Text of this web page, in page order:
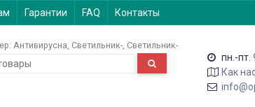
Гарантии FAQ Контакты
Антивирусна Светильник- Светильник-
пн.-пт.
Как